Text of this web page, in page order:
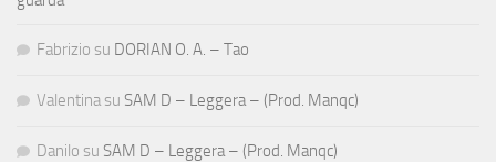
Fabrizio su DORIAN O. A. – Tao
Valentina su SAM D – Leggera – (Prod. Manqc)
Danilo su SAM D – Leggera – (Prod. Manqc)